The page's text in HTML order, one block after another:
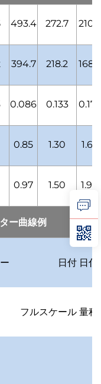
493.4 272.7 210.7
394.7 218.2 168.5
0.086 0.133 0.172
0.85 1.30 1.68
0.97 1.50 1.94
ー曲線例
日付 日付
フルスケール 量程